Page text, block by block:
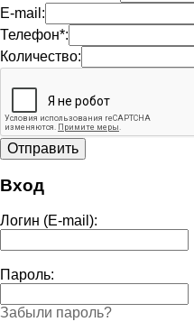
E-mail:
Телефон*:
Количество:
Вход
Логин (E-mail):
Пароль:
Забыли пароль?